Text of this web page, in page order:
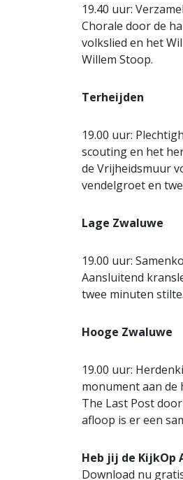
19.40 uur:
Chorale door de
volkslied en het
Willem Stoop.
Terheijden
19.00 uur:
scouting en het
de Vrijheidsmuur
vendelgroet en
Lage Zwaluwe
19.00 uur:
Aansluitend
twee minuten stilte.
Hooge Zwaluwe
19.00 uur:
monument aan de
The Last Post
afloop is er een
Heb jij de KijkOp
Download nu